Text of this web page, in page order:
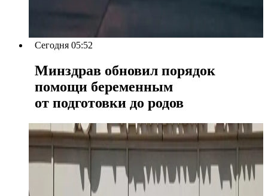
Сегодня 05:52
Минздрав обновил порядок
помощи беременным
от подготовки до родов